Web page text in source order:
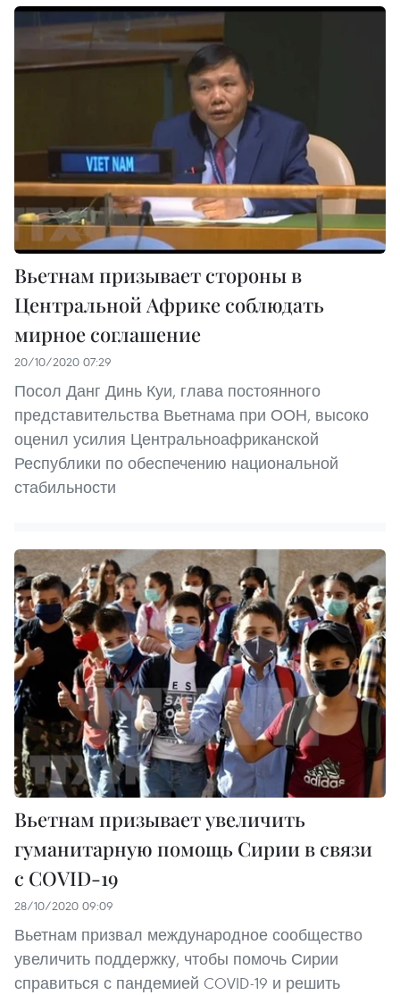
Вьетнам призывает стороны в
Центральной Африке соблюдать
мирное соглашение
20/10/2020 07:29
Посол Данг Динь Куи, глава постоянного
представительства Вьетнама при ООН, высоко
оценил усилия Центральноафриканской
Республики по обеспечению национальной
стабильности
Вьетнам призывает увеличить
гуманитарную помощь Сирии в связи
с COVID-19
28/10/2020 09:09
Вьетнам призвал международное сообщество
увеличить поддержку, чтобы помочь Сирии
справиться с пандемией COVID-19 и решить